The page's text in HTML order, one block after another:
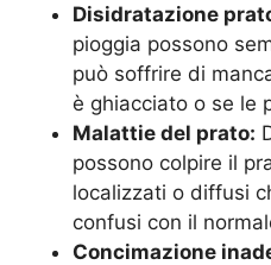
Disidratazione
pioggia possono
può soffrire di
è ghiacciato o se le
Malattie del prato:
possono colpire il
localizzati o diffusi
confusi con il
Concimazione